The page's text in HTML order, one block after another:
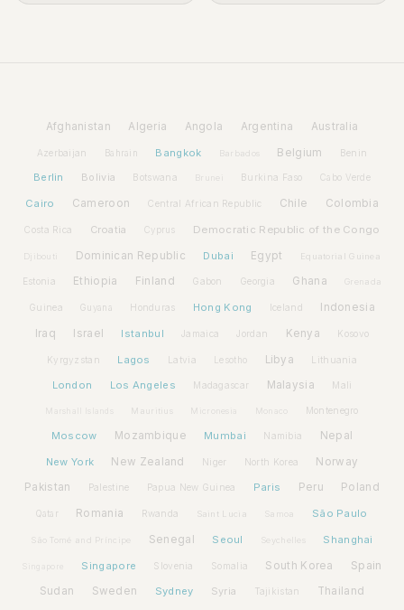
Afghanistan Algeria Angola Argentina Australia
Azerbaijan Bahrain Bangkok Barbados Belgium Benin
Berlin Bolivia Botswana Brunei Burkina Faso Cabo Verde
Cairo Cameroon Central African Republic Chile Colombia
Costa Rica Croatia Cyprus Democratic Republic of the Congo
Djibouti Dominican Republic Dubai Egypt Equatorial Guinea
Estonia Ethiopia Finland Gabon Georgia Ghana Grenada
Guinea Guyana Honduras Hong Kong Iceland Indonesia
Iraq Israel Istanbul Jamaica Jordan Kenya Kosovo
Kyrgyzstan Lagos Latvia Lesotho Libya Lithuania
London Los Angeles Madagascar Malaysia Mali
Marshall Islands Mauritius Micronesia Monaco Montenegro
Moscow Mozambique Mumbai Namibia Nepal
New York New Zealand Niger North Korea Norway
Pakistan Palestine Papua New Guinea Paris Peru Poland
Qatar Romania Rwanda Saint Lucia Samoa São Paulo
São Tomé and Príncipe Senegal Seoul Seychelles Shanghai
Singapore Slovenia Somalia South Korea Spain
Sudan Sweden Sydney Syria Tajikistan Thailand